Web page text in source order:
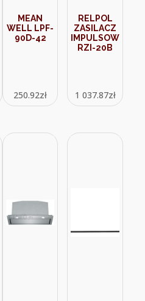
MEAN
WELL LPF-
90D-42
250.92zł
RELPOL
ZASILACZ
IMPULSOWY
RZI-20B
1 037.87zł